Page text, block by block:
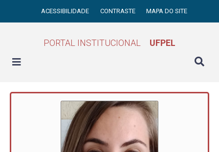
ACESSIBILIDADE CONTRASTE MAPA DO SITE
PORTAL INSTITUCIONAL UFPEL